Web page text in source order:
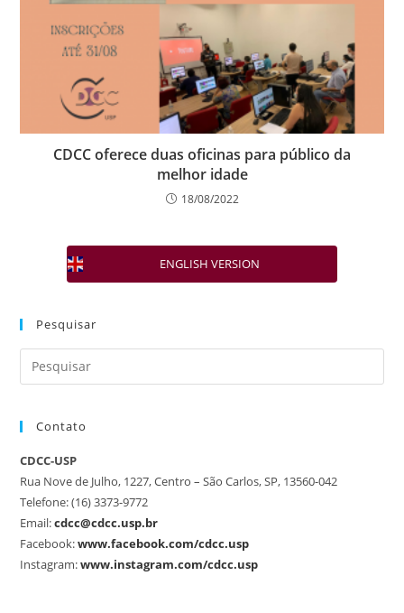
CDCC oferece duas oficinas para público da
melhor idade
18/08/2022
ENGLISH VERSION
Pesquisar
Contato
CDCC-USP
Rua Nove de Julho, 1227, Centro – São Carlos, SP, 13560-042
Telefone: (16) 3373-9772
Email:cdcc@cdcc.usp.br
Facebook:www.facebook.com/cdcc.usp
Instagram:www.instagram.com/cdcc.usp